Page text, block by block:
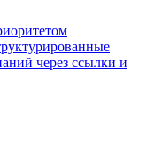
через ссылки и